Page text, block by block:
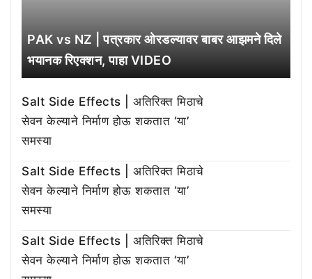
PAK vs NZ | पत्रकार ओरडल्यावर बाबर आझमने दिले
भयानक रिएक्शन, पाहा VIDEO
Salt Side Effects | अतिरिक्त मिठाचे
सेवन केल्याने निर्माण होऊ शकतात ‘या’
समस्या
Salt Side Effects | अतिरिक्त मिठाचे
सेवन केल्याने निर्माण होऊ शकतात ‘या’
समस्या
Salt Side Effects | अतिरिक्त मिठाचे
सेवन केल्याने निर्माण होऊ शकतात ‘या’